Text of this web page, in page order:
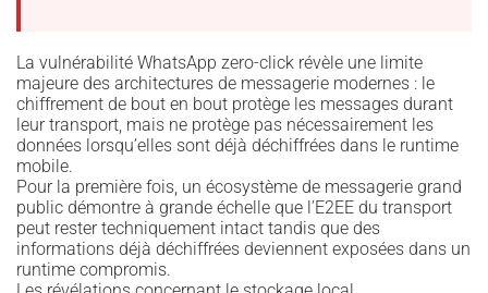
La vulnérabilité WhatsApp zero-click révèle une limite
majeure des architectures de messagerie modernes : le
chiffrement de bout en bout protège les messages durant
leur transport, mais ne protège pas nécessairement les
données lorsqu’elles sont déjà déchiffrées dans le runtime
mobile.
Pour la première fois, un écosystème de messagerie grand
public démontre à grande échelle que l’E2EE du transport
peut rester techniquement intact tandis que des
informations déjà déchiffrées deviennent exposées dans un
runtime compromis.